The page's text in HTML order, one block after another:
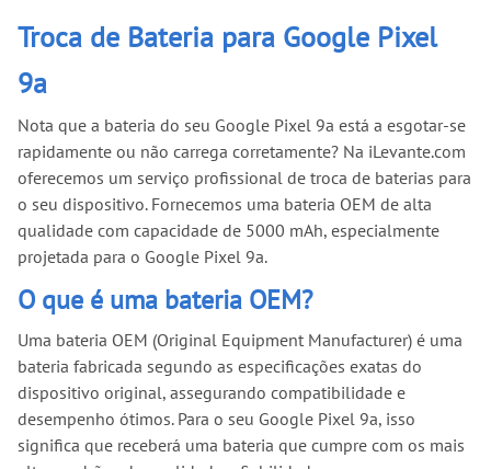
Troca de Bateria para Google Pixel
9a
Nota que a bateria do seu Google Pixel 9a está a esgotar-se
rapidamente ou não carrega corretamente? Na iLevante.com
oferecemos um serviço profissional de troca de baterias para
o seu dispositivo. Fornecemos uma bateria OEM de alta
qualidade com capacidade de 5000 mAh, especialmente
projetada para o Google Pixel 9a.
O que é uma bateria OEM?
Uma bateria OEM (Original Equipment Manufacturer) é uma
bateria fabricada segundo as especificações exatas do
dispositivo original, assegurando compatibilidade e
desempenho ótimos. Para o seu Google Pixel 9a, isso
significa que receberá uma bateria que cumpre com os mais